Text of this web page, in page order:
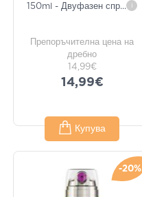
150ml - Двуфазен спр... i
Препоръчителна цена на
дребно
14,99€
14,99€
Купува
-20%